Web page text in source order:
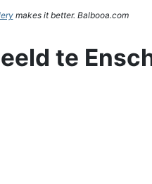
makes it better. Balbooa.com
te